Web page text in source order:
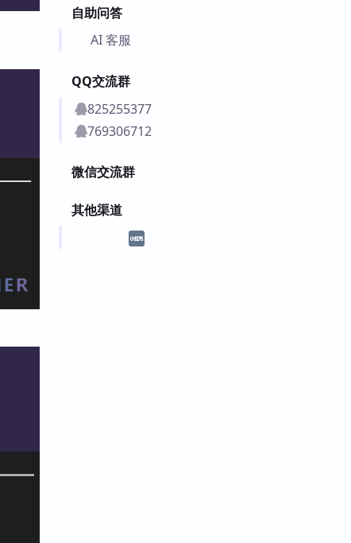
自助问答
AI 客服
QQ交流群
825255377
769306712
微信交流群
其他渠道